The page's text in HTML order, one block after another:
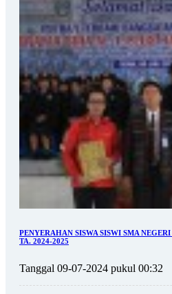
PENYERAHAN SISWA SISWI SMA
TA. 2024-2025
Tanggal 09-07-2024 pukul 00:32